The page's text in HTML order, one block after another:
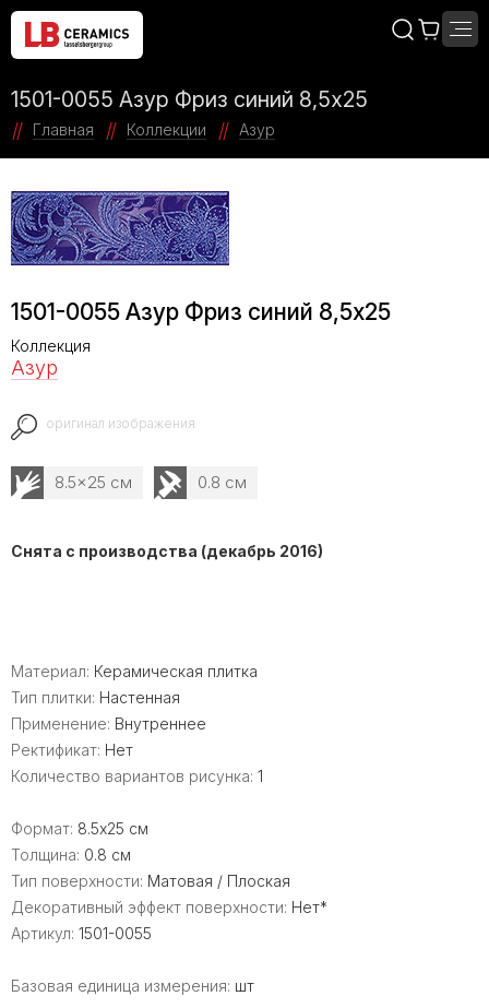
1501-0055 Азур Фриз синий 8,5х25
Главная Коллекции Азур
1501-0055 Азур Фриз синий 8,5х25
Коллекция
Азур
оригинал изображения
8.5x25 см 0.8 см
Снята с производства (декабрь 2016)
Материал: Керамическая плитка
Тип плитки: Настенная
Применение: Внутреннее
Ректификат: Нет
Количество вариантов рисунка: 1
Формат: 8.5x25 см
Толщина: 0.8 см
Тип поверхности: Матовая / Плоская
Декоративный эффект поверхности: Нет*
Артикул: 1501-0055
Базовая единица измерения: шт